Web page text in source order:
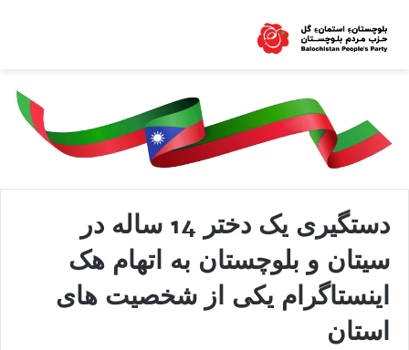
دستگیری یک دختر 14 ساله در
سیتان و بلوچستان به اتهام هک
اینستاگرام یکی از شخصیت های
استان